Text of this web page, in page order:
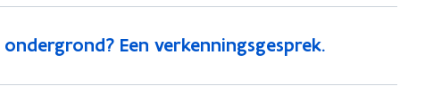
Een verkenningsgesprek.